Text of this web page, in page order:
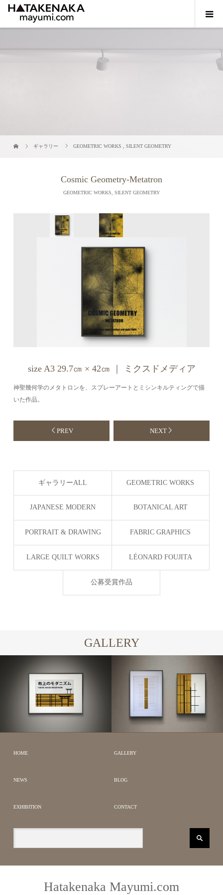
ギャラリー GEOMETRIC WORKS ,SILENT GEOMETRY
Cosmic Geometry-Metatron
GEOMETRIC WORKS, SILENT GEOMETRY
size A3 29.7㎝ × 42㎝ ｜ ミクスドメディア
神聖幾何学のメタトロンを、スプレーアートとミシンキルティングで描
いた作品。
PREV NEXT
ギャラリーALL GEOMETRIC WORKS
Silent Geometry
JAPANESE MODERN BOTANICAL ART
PORTRAIT & DRAWING FABRIC GRAPHICS
LARGE QUILT WORKS LÉONARD FOUJITA
公募受賞作品
GALLERY
FABRIC GRAPHICS
SILENT GEOMETRY 公募
MODERN
HOME GALLERY
NEWS BLOG
EXHIBITION CONTACT
Hatakenaka Mayumi.com